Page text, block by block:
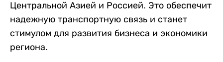
Центральной Азией и Россией. Это обеспечит
надежную транспортную связь и станет
стимулом для развития бизнеса и экономики
региона.